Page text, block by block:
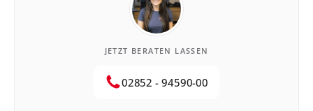
JETZT BERATEN LASSEN
02852 - 94590-00